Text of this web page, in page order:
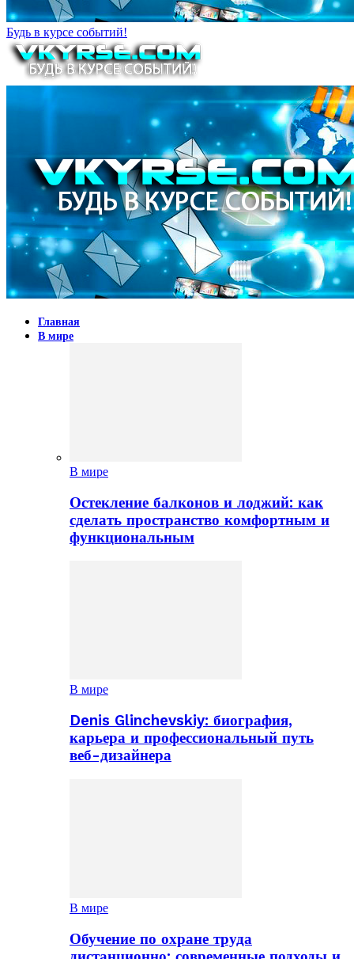
Будь в курсе событий!
Главная
В мире
В мире
Остекление балконов и лоджий: как
сделать пространство комфортным и
функциональным
В мире
Denis Glinchevskiy: биография,
карьера и профессиональный путь
веб-дизайнера
В мире
Обучение по охране труда